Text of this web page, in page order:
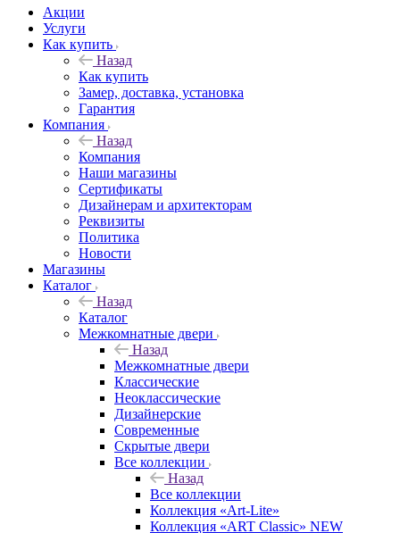
Акции
Услуги
Как купить
Назад
Как купить
Замер, доставка, установка
Гарантия
Компания
Назад
Компания
Наши магазины
Сертификаты
Дизайнерам и архитекторам
Реквизиты
Политика
Новости
Магазины
Каталог
Назад
Каталог
Межкомнатные двери
Назад
Межкомнатные двери
Классические
Неоклассические
Дизайнерские
Современные
Скрытые двери
Все коллекции
Назад
Все коллекции
Коллекция «Art-Lite»
Коллекция «ART Classic» NEW